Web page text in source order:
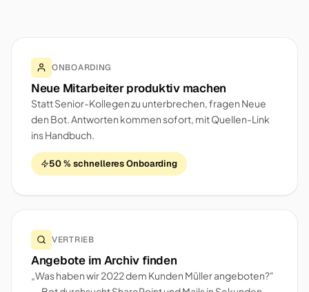
ONBOARDING
Neue Mitarbeiter produktiv machen
Statt Senior-Kollegen zu unterbrechen, fragen Neue
den Bot. Antworten kommen sofort, mit Quellen-Link
ins Handbuch.
50 % schnelleres Onboarding
VERTRIEB
Angebote im Archiv finden
„Was haben wir 2022 dem Kunden Müller angeboten?"